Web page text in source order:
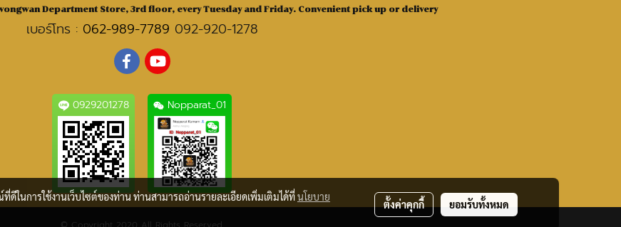
Department Store, 3rd floor, every Tuesday and Friday. Convenient pick up or delivery
เบอร์โทร : 062-989-7789 092-920-1278
0929201278 Nopparat_01
ในการใช้งานเว็บไซต์ของท่าน ท่านสามารถอ่านรายละเอียดเพิ่มเติมได้ที่นโยบาย
ตั้งค่าคุกกี้ ยอมรับทั้งหมด